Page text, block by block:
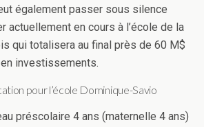
également passer sous silence
actuellement en cours à l’école de la
qui totalisera au final près de 60 M$
en investissements.
pour l’école Dominique-Savio
préscolaire 4 ans (maternelle 4 ans)